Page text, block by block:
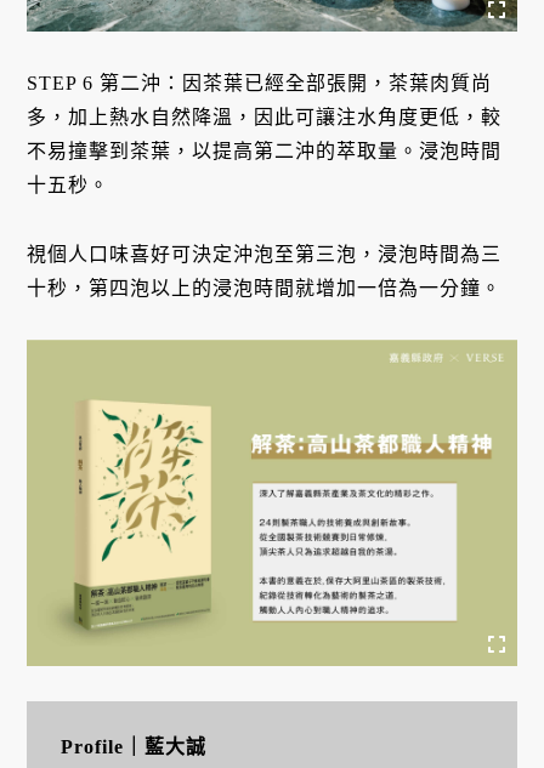
STEP 6 第二沖：因茶葉已經全部張開，茶葉肉質尚
多，加上熱水自然降溫，因此可讓注水角度更低，較
不易撞擊到茶葉，以提高第二沖的萃取量。浸泡時間
十五秒。
視個人口味喜好可決定沖泡至第三泡，浸泡時間為三
十秒，第四泡以上的浸泡時間就增加一倍為一分鐘。
Profile｜藍大誠